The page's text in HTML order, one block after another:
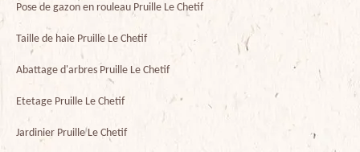
Pose de gazon en rouleau Pruille Le Chetif
Taille de haie Pruille Le Chetif
Abattage d'arbres Pruille Le Chetif
Etetage Pruille Le Chetif
Jardinier Pruille Le Chetif